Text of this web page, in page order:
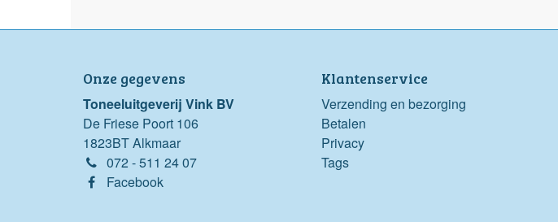
Onze gegevens
Toneeluitgeverij Vink BV
De Friese Poort 106
1823BT Alkmaar
072 - 511 24 07
Facebook
Klantenservice
Verzending en bezorging
Betalen
Privacy
Tags